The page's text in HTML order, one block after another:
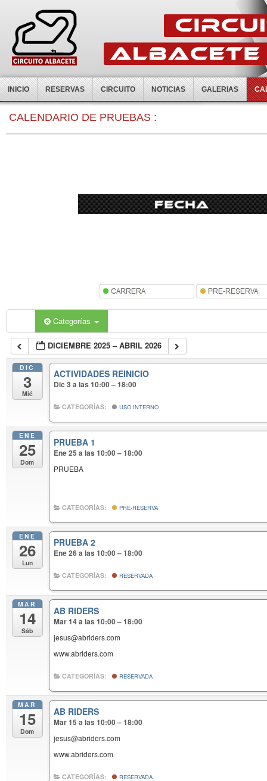
INICIO RESERVAS CIRCUITO NOTICIAS GALERIAS
CALENDARIO DE PRUEBAS :
Categorías
DICIEMBRE 2025 – ABRIL 2026
DIC
3
Mié
ACTIVIDADES REINICIO
Dic 3 a las 10:00 – 18:00
CATEGORÍAS: USO INTERNO
ENE
25
Dom
PRUEBA 1
Ene 25 a las 10:00 – 18:00
PRUEBA
CATEGORÍAS: PRE-RESERVA
ENE
26
Lun
PRUEBA 2
Ene 26 a las 10:00 – 18:00
CATEGORÍAS: RESERVADA
MAR
14
Sáb
AB RIDERS
Mar 14 a las 10:00 – 18:00
jesus@abriders.com
www.abriders.com
CATEGORÍAS: RESERVADA
MAR
15
Dom
AB RIDERS
Mar 15 a las 10:00 – 18:00
jesus@abriders.com
www.abriders.com
CATEGORÍAS: RESERVADA